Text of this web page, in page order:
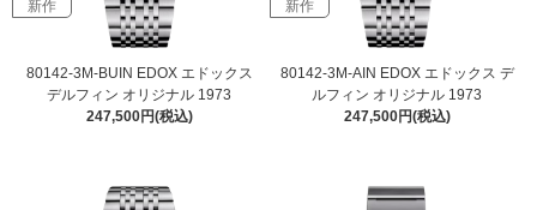
新作
80142-3M-BUIN EDOX エドックス
デルフィン オリジナル 1973
247,500円(税込)
新作
80142-3M-AIN EDOX エドックス デ
ルフィン オリジナル 1973
247,500円(税込)